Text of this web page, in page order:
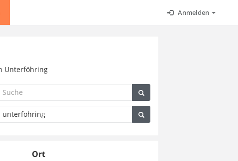
Anmelden
Unterföhring
Ort